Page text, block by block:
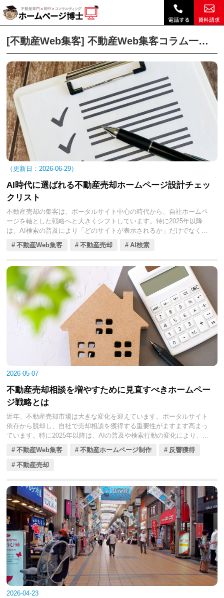
不動産Web集客｜不動産Web集客コラム一覧｜不動産ホームページ制作、不動産SEOは博士ドットコム|
不動産ホームページ制作TOP 不動産Web集客コラムトップ 不動産Web集客コ
[不動産Web集客] 不動産Web集客コラム一覧｜不動産ホームページ制作、不動産SEOは博士ドットコム
2026-06-29
AI時代に選ばれる不動産売却ホームページ設計チェッ
クリスト
不動産売却の集客は、ポータルサイト中心の時代から、自社ホームペ
ージを軸とした戦略へと大きくシフトしています。特に2025年以降
は、AI検索の普及により「どのサイトが表示されるか」だけでなく
「どの情報が引用されるか」が重要になっています。そのため、ホー
ムページは単なる会社紹介ではなく、売却相談を獲得するための戦略
に特化したホームページ設計のチェックポイントを体系的に解説しま
す。
不動産Web集客 不動産売却 AI検索
2026-05-07
不動産売却相談を増やすために見直すべきホームペー
ジ戦略とは
近年、不動産売却市場は大きな変化を迎えています。ポータルサイト
依存から脱却し、自社で売却相談を獲得する重要性がますます高まっ
ています。特に2025年以降は、AIの普及や検索行動の変化により、ユ
ーザーはより具体的で信頼性の高い情報を求める傾向が強まっていま
す。こうした状況の中で、単なる物件情報の掲載だけでは売却相談の
獲得は難しくなっています。本記事では、不動産会社が売却相談を増
不動産Web集客 不動産ホームページ制作
反響獲得
不動産売却
2026-04-23